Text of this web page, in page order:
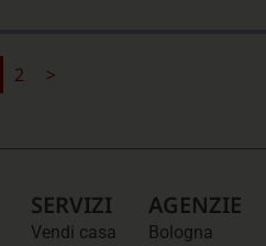
2 >
SERVIZI
Vendi casa
AGENZIE
Bologna